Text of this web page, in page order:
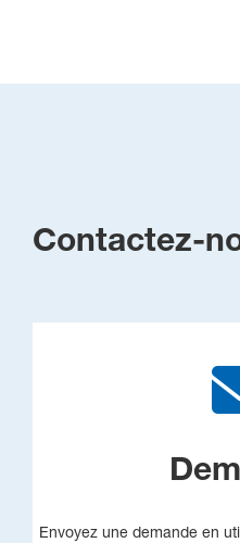
Contactez-
Envoyez une demande en